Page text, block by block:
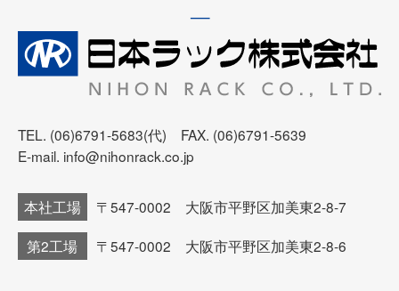
―
TEL. (06)6791-5683(代) FAX. (06)6791-5639
E-mail. info@nihonrack.co.jp
本社工場
〒547-0002 大阪市平野区加美東2-8-7
第2工場
〒547-0002 大阪市平野区加美東2-8-6